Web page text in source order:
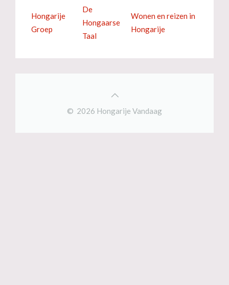
Hongarije
Groep
De
Hongaarse
Taal
Wonen en reizen in
Hongarije
© 2026 Hongarije Vandaag